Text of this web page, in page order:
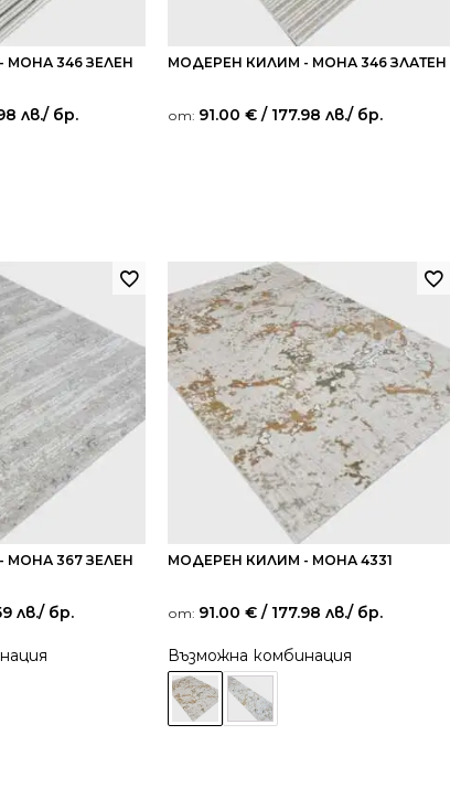
346 ЗЕЛЕН
лв./ бр.
МОДЕРЕН КИЛИМ - МОНА 346 ЗЛАТЕН
от: 91.00 € / 177.98 лв./ бр.
367 ЗЕЛЕН
лв./ бр.
МОДЕРЕН КИЛИМ - МОНА 4331
от: 91.00 € / 177.98 лв./ бр.
Възможна комбинация